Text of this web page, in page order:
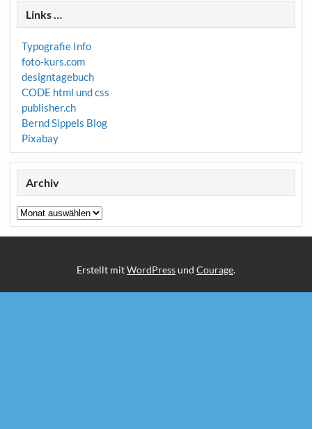
Links …
Typografie Info
foto-kurs.com
designtagebuch
CODE html und css
publisher.ch
Bernd Sippels Blog
Pixabay
Archiv
Archiv
Erstellt mitWordPressund Courage.